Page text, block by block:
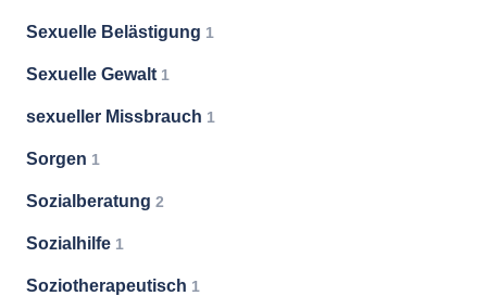
Sexuelle Belästigung 1
Sexuelle Gewalt 1
sexueller Missbrauch 1
Sorgen 1
Sozialberatung 2
Sozialhilfe 1
Soziotherapeutisch 1